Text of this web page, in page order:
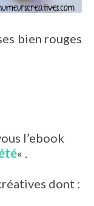
bien rouges
l’ebook
« .
dont :